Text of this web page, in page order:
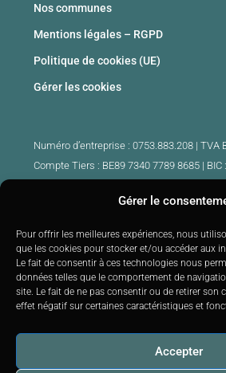
Gérer le
Pour offrir les meilleures expériences, nous
que les cookies pour stocker et/ou accéder aux
Le fait de consentir à ces technologies nous
données telles que le comportement de
site. Le fait de ne pas consentir ou de retirer son
effet négatif sur certaines caractéristiques et
Accepter
Nos communes
Mentions légales – RGPD
Politique de cookies (UE)
Gérer les cookies
Numéro d’entreprise : 0753.883.208 | TVA
Compte Tiers : BE89 7340 7789 8685 | BIC
IPI 510.425 – IPI 509.754 – IPI 512.791 –
IPI 519.992 (stagiaire)
Soumis aucode de déontologie IPI :http://
contrôle : IPI –Rue du Luxembourg 16B